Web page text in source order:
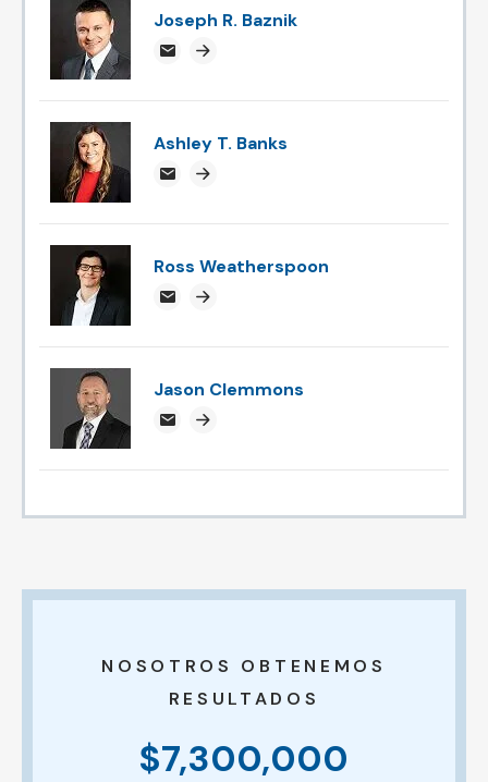
Joseph R. Baznik
jbaznik@attorneysnc.com
Attorney profile link
Ashley T. Banks
ABanks@attorneysnc.com
Attorney profile link
Ross Weatherspoon
rossweatherspoon@attorneysnc.com
Attorney profile link
Jason Clemmons
jclemmons@attorneysnc.com
Attorney profile link
NOSOTROS OBTENEMOS
RESULTADOS
$7,300,000